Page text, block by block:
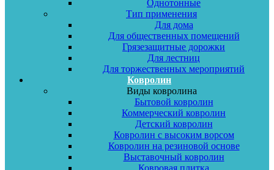
Однотонные
Тип применения
Для дома
Для общественных помещений
Грязезащитные дорожки
Для лестниц
Для торжественных мероприятий
Ковролин
Виды ковролина
Бытовой ковролин
Коммерческий ковролин
Детский ковролин
Ковролин с высоким ворсом
Ковролин на резиновой основе
Выставочный ковролин
Ковровая плитка